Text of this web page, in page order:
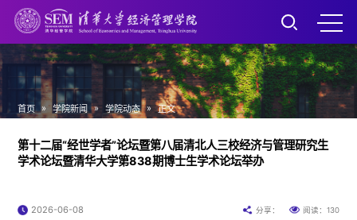
首页 » 学院新闻 » 学院动态 » 正文
第十二届“经世学者”论坛暨第八届清北人三校经济与管理研究生
学术论坛暨清华大学第838期博士生学术论坛举办
2026-06-08 分享： 阅读： 130